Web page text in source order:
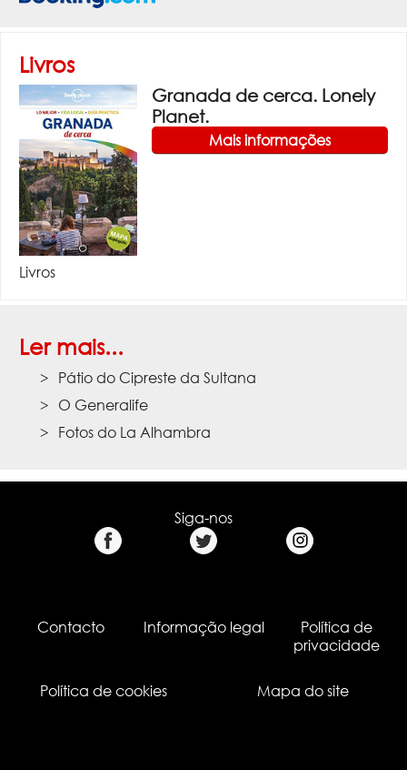
Livros
Granada de cerca. Lonely
Planet.
Mais informações
Livros
Ler mais...
Pátio do Cipreste da Sultana
O Generalife
Fotos do La Alhambra
Siga-nos
Contacto Informação legal
Política de
privacidade
Política de cookies Mapa do site